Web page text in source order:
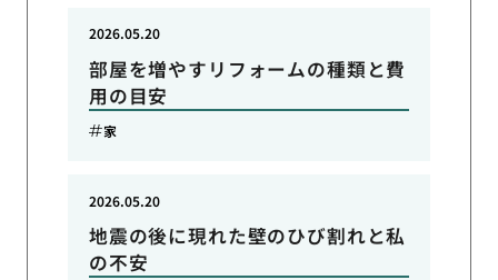
部屋を増やすリフォームの種類と費
用の目安
2026.05.20
家
地震の後に現れた壁のひび割れと私
の不安
2026.05.20